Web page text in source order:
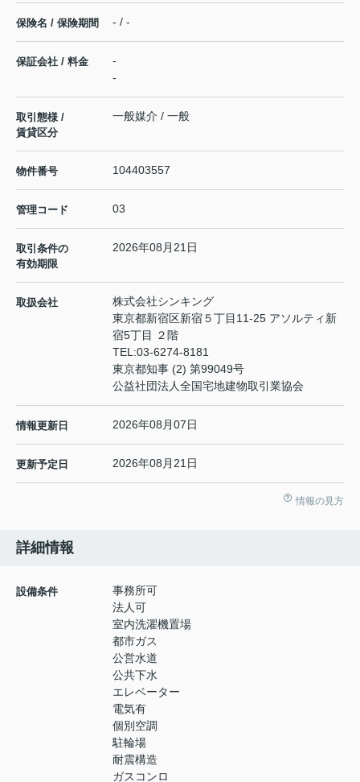
保険名 / 保険期間 - / -
保証会社 / 料金
-
-
取引態様 /
賃貸区分
一般媒介 / 一般
物件番号 104403557
管理コード 03
取引条件の
有効期限
2026年08月21日
取扱会社
株式会社シンキング
東京都新宿区新宿５丁目11-25 アソルティ新
宿5丁目 ２階
TEL:03-6274-8181
東京都知事 (2) 第99049号
公益社団法人全国宅地建物取引業協会
情報更新日 2026年08月07日
更新予定日 2026年08月21日
情報の見方
詳細情報
設備条件
事務所可
法人可
室内洗濯機置場
都市ガス
公営水道
公共下水
エレベーター
電気有
個別空調
駐輪場
耐震構造
ガスコンロ